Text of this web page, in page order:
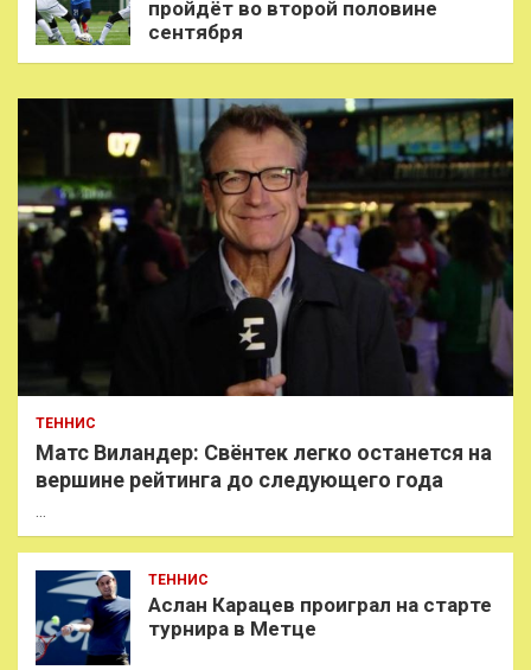
пройдёт во второй половине
сентября
ТЕННИС
Матс Виландер: Свёнтек легко останется на
вершине рейтинга до следующего года
…
ТЕННИС
Аслан Карацев проиграл на старте
турнира в Метце